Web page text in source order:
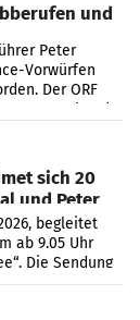
und
Peter
Vorwürfen
Der ORF
entsprechende
sich 20
und Peter
begleitet
ab 9.05 Uhr
Die Sendung
„20 Jahre